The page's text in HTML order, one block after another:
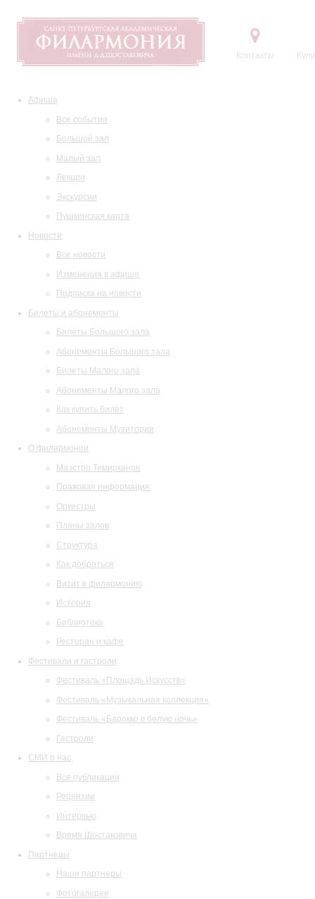
Контакты
Афиша
Все события
Большой зал
Малый зал
Лекции
Экскурсии
Пушкинская карта
Новости
Все новости
Изменения в афише
Подписка на новости
Билеты и абонементы
Билеты Большого зала
Абонементы Большого зала
Билеты Малого зала
Абонементы Малого зала
Как купить билет
Абонементы Музитория
О филармонии
Маэстро Темирканов
Правовая информация
Оркестры
Планы залов
Структура
Как добраться
Визит в филармонию
История
Библиотека
Ресторан и кафе
Фестивали и гастроли
Фестиваль «Площадь Искусств»
Фестиваль «Музыкальная коллекция»
Фестиваль «Барокко в белую ночь»
Гастроли
СМИ о нас
Все публикации
Рецензии
Интервью
Время Шостаковича
Партнеры
Наши партнеры
Фотогалерея